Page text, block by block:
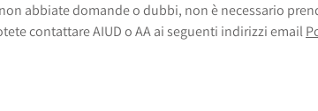
abbiate domande o dubbi, non è necessario
contattare AIUD o AA ai seguenti indirizzi email